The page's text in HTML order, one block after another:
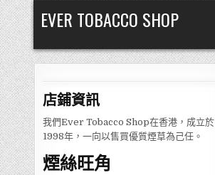
Skip
to
content
EVER TOBACCO SHOP
店鋪資訊
我們Ever Tobacco Shop在香港，成立於
1998年，一向以售買優質煙草為己任。
煙絲旺角